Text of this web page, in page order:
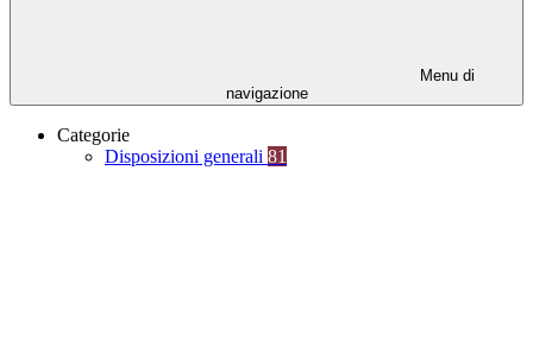
Menu di
navigazione
Categorie
Disposizioni generali 81